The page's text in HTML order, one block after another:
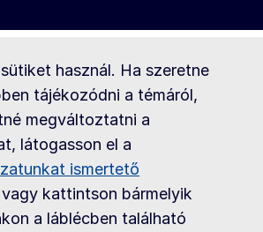
használ. Ha szeretne
tájékozódni a témáról,
megváltoztatni a
látogasson el a
ismertető
vagy kattintson bármelyik
a láblécben található